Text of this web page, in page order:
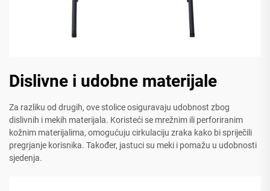
Dislivne i udobne materijale
Za razliku od drugih, ove stolice osiguravaju udobnost zbog
dislivnih i mekih materijala. Koristeći se mrežnim ili perforiranim
kožnim materijalima, omogućuju cirkulaciju zraka kako bi spriječili
pregrjanje korisnika. Također, jastuci su meki i pomažu u udobnosti
sjedenja.